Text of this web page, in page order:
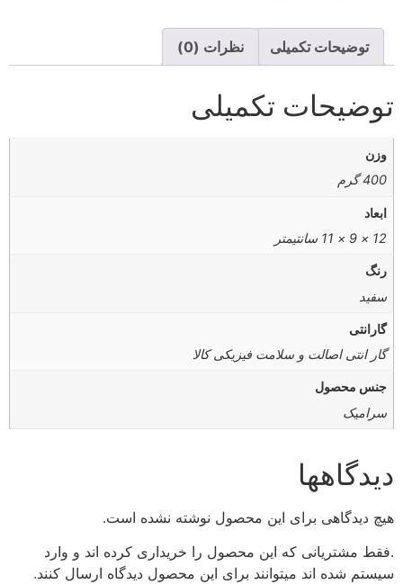
توضیحات تکمیلی نظرات (0)
توضیحات تکمیلی
وزن
400 گرم
ابعاد
12 × 9 × 11 سانتیمتر
رنگ
سفید
گارانتی
گار انتی اصالت و سلامت فیزیکی کالا
جنس محصول
سرامیک
دیدگاهها
هیچ دیدگاهی برای این محصول نوشته نشده است.
.فقط مشتریانی که این محصول را خریداری کرده اند و وارد
سیستم شده اند میتوانند برای این محصول دیدگاه ارسال کنند.